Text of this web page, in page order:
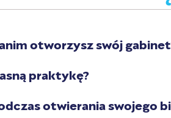
otworzysz swój
praktykę?
otwierania swojego